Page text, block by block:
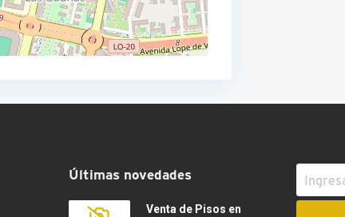
Últimas novedades
Venta de Pisos en